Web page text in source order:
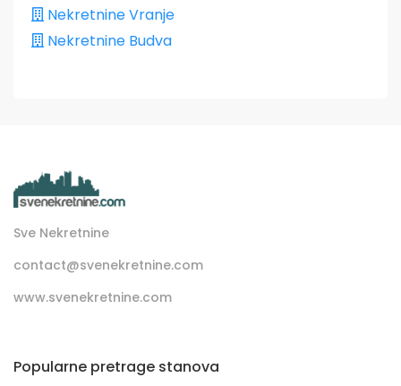
Nekretnine Vranje
Nekretnine Budva
Sve Nekretnine
contact@svenekretnine.com
www.svenekretnine.com
Popularne pretrage stanova